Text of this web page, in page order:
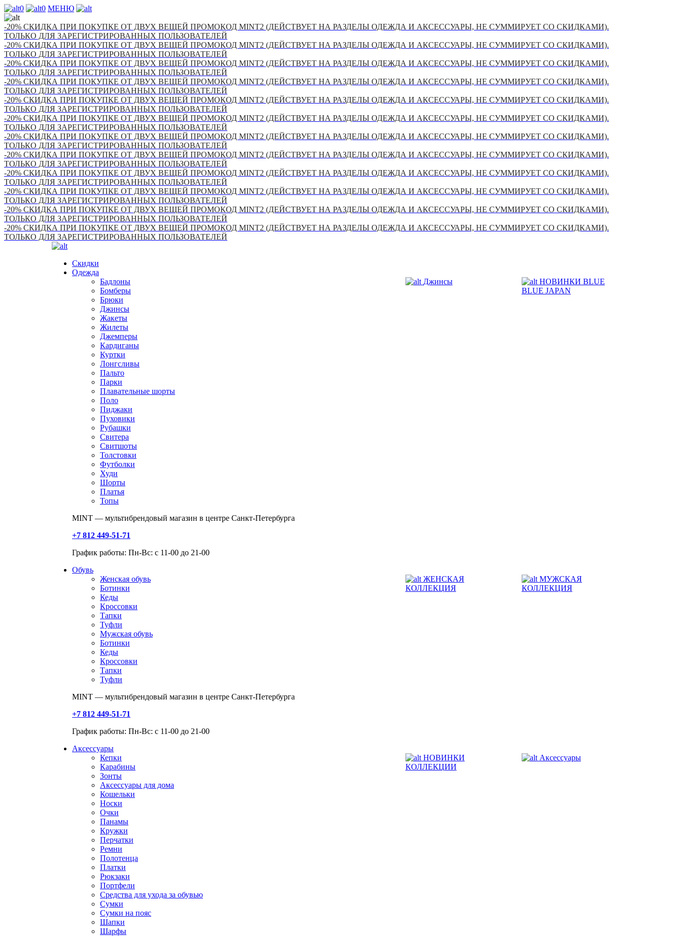
0 0 МЕНЮ
-20% СКИДКА ПРИ ПОКУПКЕ ОТ ДВУХ ВЕЩЕЙ ПРОМОКОД MINT2 (ДЕЙСТВУЕТ НА РАЗДЕЛЫ ОДЕЖДА И АКСЕССУАРЫ, НЕ СУММИРУЕТ СО СКИДКАМИ).
ТОЛЬКО ДЛЯ ЗАРЕГИСТРИРОВАННЫХ ПОЛЬЗОВАТЕЛЕЙ
-20% СКИДКА ПРИ ПОКУПКЕ ОТ ДВУХ ВЕЩЕЙ ПРОМОКОД MINT2 (ДЕЙСТВУЕТ НА РАЗДЕЛЫ ОДЕЖДА И АКСЕССУАРЫ, НЕ СУММИРУЕТ СО СКИДКАМИ).
ТОЛЬКО ДЛЯ ЗАРЕГИСТРИРОВАННЫХ ПОЛЬЗОВАТЕЛЕЙ
-20% СКИДКА ПРИ ПОКУПКЕ ОТ ДВУХ ВЕЩЕЙ ПРОМОКОД MINT2 (ДЕЙСТВУЕТ НА РАЗДЕЛЫ ОДЕЖДА И АКСЕССУАРЫ, НЕ СУММИРУЕТ СО СКИДКАМИ).
ТОЛЬКО ДЛЯ ЗАРЕГИСТРИРОВАННЫХ ПОЛЬЗОВАТЕЛЕЙ
-20% СКИДКА ПРИ ПОКУПКЕ ОТ ДВУХ ВЕЩЕЙ ПРОМОКОД MINT2 (ДЕЙСТВУЕТ НА РАЗДЕЛЫ ОДЕЖДА И АКСЕССУАРЫ, НЕ СУММИРУЕТ СО СКИДКАМИ).
ТОЛЬКО ДЛЯ ЗАРЕГИСТРИРОВАННЫХ ПОЛЬЗОВАТЕЛЕЙ
-20% СКИДКА ПРИ ПОКУПКЕ ОТ ДВУХ ВЕЩЕЙ ПРОМОКОД MINT2 (ДЕЙСТВУЕТ НА РАЗДЕЛЫ ОДЕЖДА И АКСЕССУАРЫ, НЕ СУММИРУЕТ СО СКИДКАМИ).
ТОЛЬКО ДЛЯ ЗАРЕГИСТРИРОВАННЫХ ПОЛЬЗОВАТЕЛЕЙ
-20% СКИДКА ПРИ ПОКУПКЕ ОТ ДВУХ ВЕЩЕЙ ПРОМОКОД MINT2 (ДЕЙСТВУЕТ НА РАЗДЕЛЫ ОДЕЖДА И АКСЕССУАРЫ, НЕ СУММИРУЕТ СО СКИДКАМИ).
ТОЛЬКО ДЛЯ ЗАРЕГИСТРИРОВАННЫХ ПОЛЬЗОВАТЕЛЕЙ
-20% СКИДКА ПРИ ПОКУПКЕ ОТ ДВУХ ВЕЩЕЙ ПРОМОКОД MINT2 (ДЕЙСТВУЕТ НА РАЗДЕЛЫ ОДЕЖДА И АКСЕССУАРЫ, НЕ СУММИРУЕТ СО СКИДКАМИ).
ТОЛЬКО ДЛЯ ЗАРЕГИСТРИРОВАННЫХ ПОЛЬЗОВАТЕЛЕЙ
-20% СКИДКА ПРИ ПОКУПКЕ ОТ ДВУХ ВЕЩЕЙ ПРОМОКОД MINT2 (ДЕЙСТВУЕТ НА РАЗДЕЛЫ ОДЕЖДА И АКСЕССУАРЫ, НЕ СУММИРУЕТ СО СКИДКАМИ).
ТОЛЬКО ДЛЯ ЗАРЕГИСТРИРОВАННЫХ ПОЛЬЗОВАТЕЛЕЙ
-20% СКИДКА ПРИ ПОКУПКЕ ОТ ДВУХ ВЕЩЕЙ ПРОМОКОД MINT2 (ДЕЙСТВУЕТ НА РАЗДЕЛЫ ОДЕЖДА И АКСЕССУАРЫ, НЕ СУММИРУЕТ СО СКИДКАМИ).
ТОЛЬКО ДЛЯ ЗАРЕГИСТРИРОВАННЫХ ПОЛЬЗОВАТЕЛЕЙ
-20% СКИДКА ПРИ ПОКУПКЕ ОТ ДВУХ ВЕЩЕЙ ПРОМОКОД MINT2 (ДЕЙСТВУЕТ НА РАЗДЕЛЫ ОДЕЖДА И АКСЕССУАРЫ, НЕ СУММИРУЕТ СО СКИДКАМИ).
ТОЛЬКО ДЛЯ ЗАРЕГИСТРИРОВАННЫХ ПОЛЬЗОВАТЕЛЕЙ
-20% СКИДКА ПРИ ПОКУПКЕ ОТ ДВУХ ВЕЩЕЙ ПРОМОКОД MINT2 (ДЕЙСТВУЕТ НА РАЗДЕЛЫ ОДЕЖДА И АКСЕССУАРЫ, НЕ СУММИРУЕТ СО СКИДКАМИ).
ТОЛЬКО ДЛЯ ЗАРЕГИСТРИРОВАННЫХ ПОЛЬЗОВАТЕЛЕЙ
-20% СКИДКА ПРИ ПОКУПКЕ ОТ ДВУХ ВЕЩЕЙ ПРОМОКОД MINT2 (ДЕЙСТВУЕТ НА РАЗДЕЛЫ ОДЕЖДА И АКСЕССУАРЫ, НЕ СУММИРУЕТ СО СКИДКАМИ).
ТОЛЬКО ДЛЯ ЗАРЕГИСТРИРОВАННЫХ ПОЛЬЗОВАТЕЛЕЙ
Скидки
Одежда
Бадлоны
Бомберы
Брюки
Джинсы
Жакеты
Жилеты
Джемперы
Кардиганы
Куртки
Лонгсливы
Пальто
Парки
Плавательные шорты
Поло
Пиджаки
Пуховики
Рубашки
Свитера
Свитшоты
Толстовки
Футболки
Худи
Шорты
Платья
Топы
Джинсы
НОВИНКИ BLUE
BLUE JAPAN
MINT — мультибрендовый магазин в центре Санкт-Петербурга
+7 812 449-51-71
График работы: Пн-Вс: с 11-00 до 21-00
Обувь
Женская обувь
Ботинки
Кеды
Кроссовки
Тапки
Туфли
Мужская обувь
Ботинки
Кеды
Кроссовки
Тапки
Туфли
ЖЕНСКАЯ
КОЛЛЕКЦИЯ
МУЖСКАЯ
КОЛЛЕКЦИЯ
MINT — мультибрендовый магазин в центре Санкт-Петербурга
+7 812 449-51-71
График работы: Пн-Вс: с 11-00 до 21-00
Аксессуары
Кепки
Карабины
Зонты
Аксессуары для дома
Кошельки
Носки
Очки
Панамы
Кружки
Перчатки
Ремни
Полотенца
Платки
Рюкзаки
Портфели
Средства для ухода за обувью
Сумки
Сумки на пояс
Шапки
Шарфы
НОВИНКИ
КОЛЛЕКЦИИ
Аксессуары